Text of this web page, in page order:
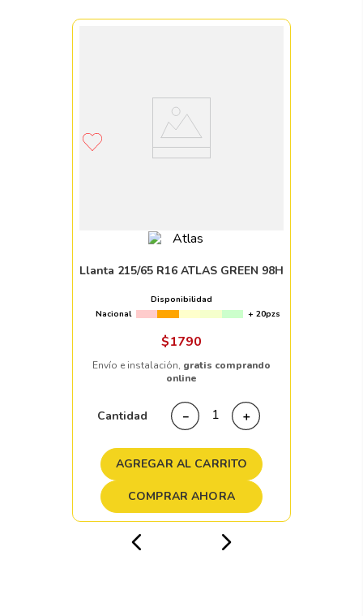
Llanta 215/65 R16 ATLAS GREEN 98H
Disponibilidad
Nacional
+ 20pzs
$1790
Envío e instalación, gratis comprando
online
Cantidad ＋
－
AGREGAR AL CARRITO
COMPRAR AHORA